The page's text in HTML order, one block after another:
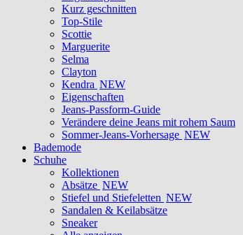
Kurz geschnitten
Top-Stile
Scottie
Marguerite
Selma
Clayton
Kendra NEW
Eigenschaften
Jeans-Passform-Guide
Verändere deine Jeans mit rohem Saum
Sommer-Jeans-Vorhersage NEW
Bademode
Schuhe
Kollektionen
Absätze NEW
Stiefel und Stiefeletten NEW
Sandalen & Keilabsätze
Sneaker